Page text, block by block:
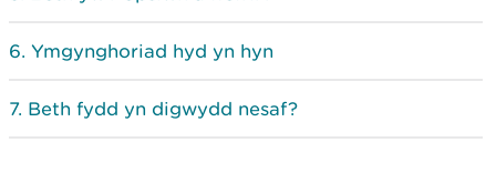
Ymgynghoriad hyd yn hyn
Beth fydd yn digwydd nesaf?